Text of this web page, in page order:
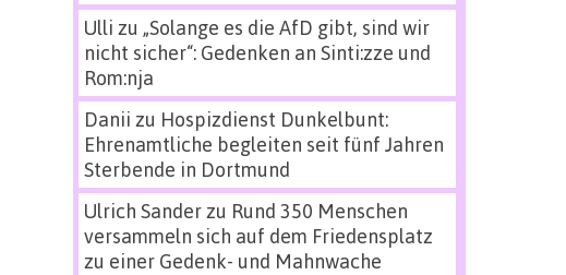
Ulli zu „Solange es die AfD gibt, sind wir
nicht sicher“: Gedenken an Sinti:zze und
Rom:nja
Danii zu Hospizdienst Dunkelbunt:
Ehrenamtliche begleiten seit fünf Jahren
Sterbende in Dortmund
Ulrich Sanderzu Rund 350 Menschen
versammeln sich auf dem Friedensplatz
zu einer Gedenk- und Mahnwache